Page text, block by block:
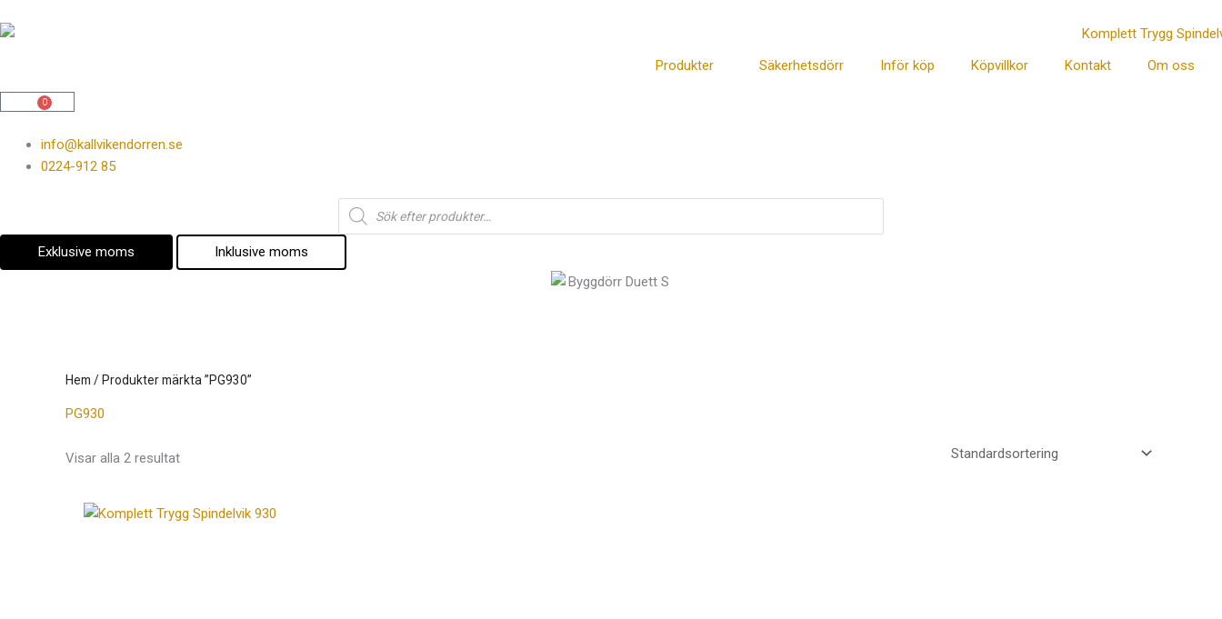
till
Produkter Säkerhetsdörr Inför köp Köpvillkor Kontakt Om oss
0
Varukorg
info@kallvikendorren.se
0224-912 85
Products
search
Exklusive moms Inklusive moms
Hem / Produkter märkta ”PG930”
PG930
Visar alla 2 resultat